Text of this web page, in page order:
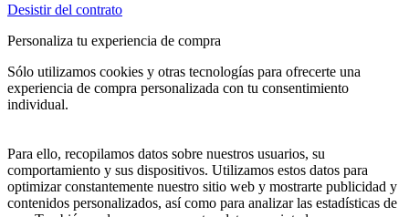
Desistir del contrato
Personaliza tu experiencia de compra
Sólo utilizamos cookies y otras tecnologías para ofrecerte una
experiencia de compra personalizada con tu consentimiento
individual.
Para ello, recopilamos datos sobre nuestros usuarios, su
comportamiento y sus dispositivos. Utilizamos estos datos para
optimizar constantemente nuestro sitio web y mostrarte publicidad y
contenidos personalizados, así como para analizar las estadísticas de